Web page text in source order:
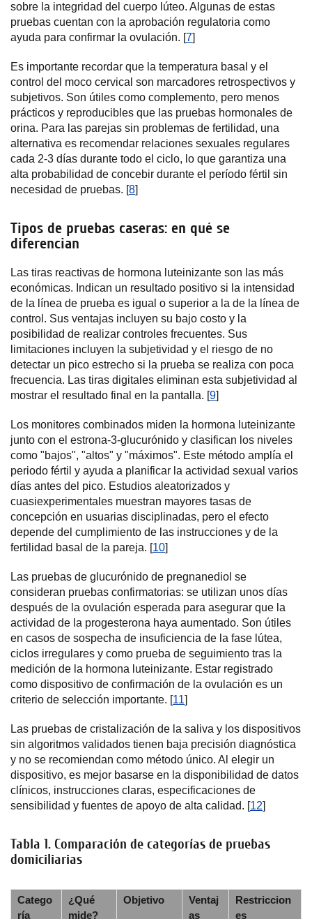
sobre la integridad del cuerpo lúteo. Algunas de estas
pruebas cuentan con la aprobación regulatoria como
ayuda para confirmar la ovulación. [7]
Es importante recordar que la temperatura basal y el
control del moco cervical son marcadores retrospectivos y
subjetivos. Son útiles como complemento, pero menos
prácticos y reproducibles que las pruebas hormonales de
orina. Para las parejas sin problemas de fertilidad, una
alternativa es recomendar relaciones sexuales regulares
cada 2-3 días durante todo el ciclo, lo que garantiza una
alta probabilidad de concebir durante el período fértil sin
necesidad de pruebas. [8]
Tipos de pruebas caseras: en qué se
diferencian
Las tiras reactivas de hormona luteinizante son las más
económicas. Indican un resultado positivo si la intensidad
de la línea de prueba es igual o superior a la de la línea de
control. Sus ventajas incluyen su bajo costo y la
posibilidad de realizar controles frecuentes. Sus
limitaciones incluyen la subjetividad y el riesgo de no
detectar un pico estrecho si la prueba se realiza con poca
frecuencia. Las tiras digitales eliminan esta subjetividad al
mostrar el resultado final en la pantalla. [9]
Los monitores combinados miden la hormona luteinizante
junto con el estrona-3-glucurónido y clasifican los niveles
como "bajos", "altos" y "máximos". Este método amplía el
periodo fértil y ayuda a planificar la actividad sexual varios
días antes del pico. Estudios aleatorizados y
cuasiexperimentales muestran mayores tasas de
concepción en usuarias disciplinadas, pero el efecto
depende del cumplimiento de las instrucciones y de la
fertilidad basal de la pareja. [10]
Las pruebas de glucurónido de pregnanediol se
consideran pruebas confirmatorias: se utilizan unos días
después de la ovulación esperada para asegurar que la
actividad de la progesterona haya aumentado. Son útiles
en casos de sospecha de insuficiencia de la fase lútea,
ciclos irregulares y como prueba de seguimiento tras la
medición de la hormona luteinizante. Estar registrado
como dispositivo de confirmación de la ovulación es un
criterio de selección importante. [11]
Las pruebas de cristalización de la saliva y los dispositivos
sin algoritmos validados tienen baja precisión diagnóstica
y no se recomiendan como método único. Al elegir un
dispositivo, es mejor basarse en la disponibilidad de datos
clínicos, instrucciones claras, especificaciones de
sensibilidad y fuentes de apoyo de alta calidad. [12]
Tabla 1. Comparación de categorías de pruebas
domiciliarias
Catego
ría
¿Qué
mide?
Objetivo
Ventaj
as
Restriccion
es